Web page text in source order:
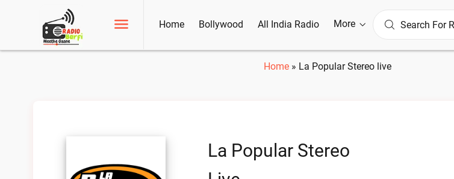
Home Bollywood All India Radio More
Home » La Popular Stereo live
La Popular Stereo